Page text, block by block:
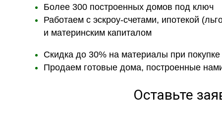
Более 300 построенных домов под ключ
Работаем с эскроу-счетами, ипотекой
и материнским капиталом
Скидка до 30% на материалы при
Продаем готовые дома, построенные
Оставьте